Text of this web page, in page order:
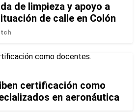
de limpieza y apoyo a
de calle en Colón
certificación como
en aeronáutica